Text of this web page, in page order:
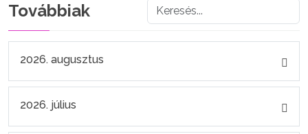
Továbbiak
2026. augusztus
2026. július